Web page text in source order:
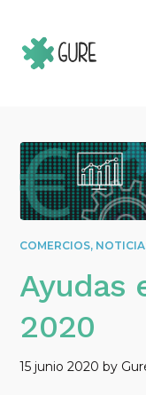
COMERCIOS,
Ayudas
2020
15 junio 2020 by